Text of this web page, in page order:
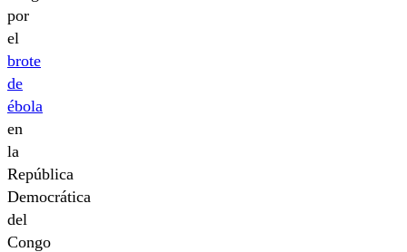
por
el
brote
de
ébola
en
la
República
Democrática
del
Congo